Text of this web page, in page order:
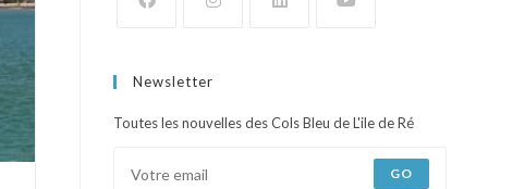
Newsletter
Toutes les nouvelles des Cols Bleu de L'ile de Ré
GO